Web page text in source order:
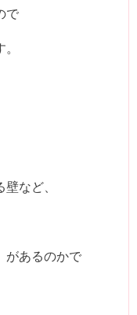
で
など、
があるのかで